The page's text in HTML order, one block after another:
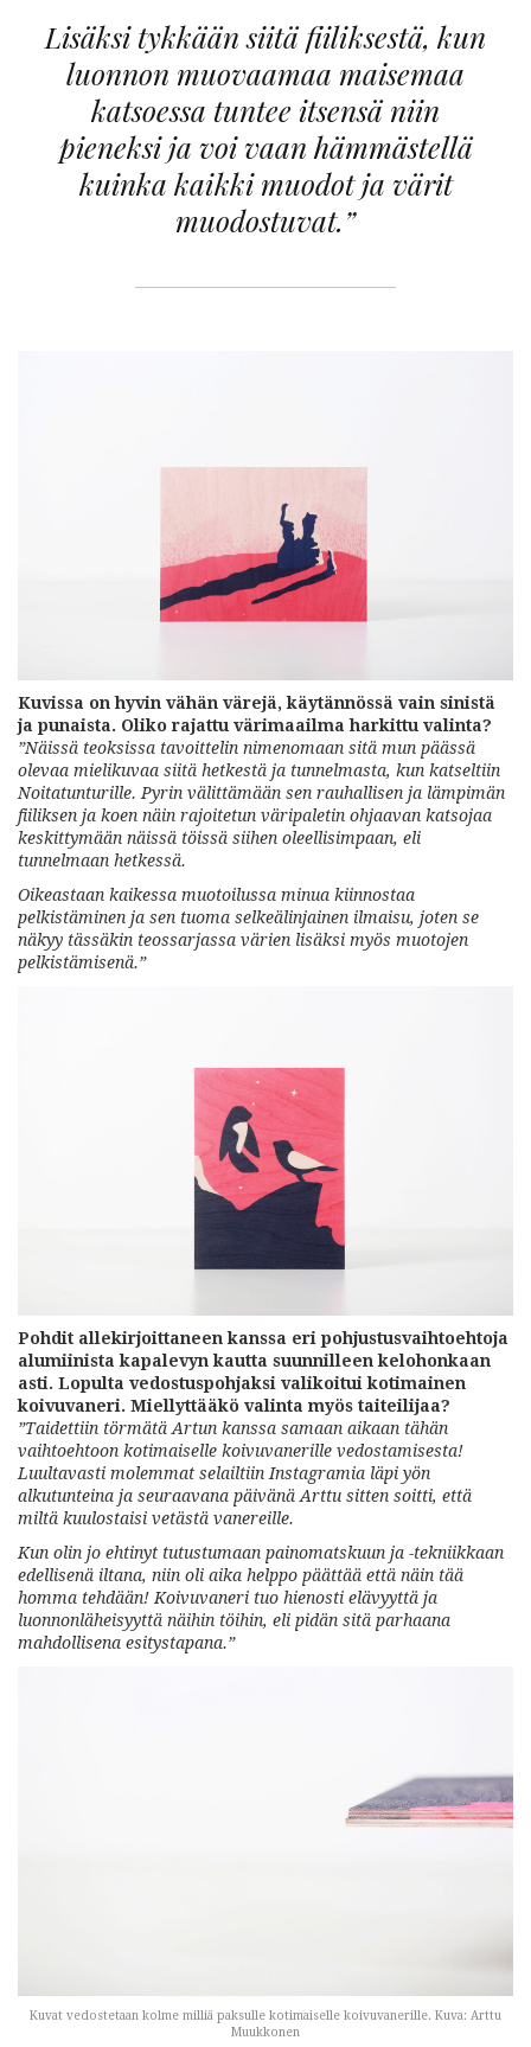
Lisäksi tykkään siitä fiiliksestä, kun
luonnon muovaamaa maisemaa
katsoessa tuntee itsensä niin
pieneksi ja voi vaan hämmästellä
kuinka kaikki muodot ja värit
muodostuvat.”
Kuvissa on hyvin vähän värejä, käytännössä vain sinistä
ja punaista. Oliko rajattu värimaailma harkittu valinta?
”Näissä teoksissa tavoittelin nimenomaan sitä mun päässä
olevaa mielikuvaa siitä hetkestä ja tunnelmasta, kun katseltiin
Noitatunturille. Pyrin välittämään sen rauhallisen ja lämpimän
fiiliksen ja koen näin rajoitetun väripaletin ohjaavan katsojaa
keskittymään näissä töissä siihen oleellisimpaan, eli
tunnelmaan hetkessä.
Oikeastaan kaikessa muotoilussa minua kiinnostaa
pelkistäminen ja sen tuoma selkeälinjainen ilmaisu, joten se
näkyy tässäkin teossarjassa värien lisäksi myös muotojen
pelkistämisenä.”
Pohdit allekirjoittaneen kanssa eri pohjustusvaihtoehtoja
alumiinista kapalevyn kautta suunnilleen kelohonkaan
asti. Lopulta vedostuspohjaksi valikoitui kotimainen
koivuvaneri. Miellyttääkö valinta myös taiteilijaa?
”Taidettiin törmätä Artun kanssa samaan aikaan tähän
vaihtoehtoon kotimaiselle koivuvanerille vedostamisesta!
Luultavasti molemmat selailtiin Instagramia läpi yön
alkutunteina ja seuraavana päivänä Arttu sitten soitti, että
miltä kuulostaisi vetästä vanereille.
Kun olin jo ehtinyt tutustumaan painomatskuun ja -tekniikkaan
edellisenä iltana, niin oli aika helppo päättää että näin tää
homma tehdään! Koivuvaneri tuo hienosti elävyyttä ja
luonnonläheisyyttä näihin töihin, eli pidän sitä parhaana
mahdollisena esitystapana.”
Kuvat vedostetaan kolme milliä paksulle kotimaiselle koivuvanerille. Kuva: Arttu
Muukkonen